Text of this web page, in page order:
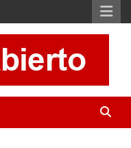
buscando hacer un
relevante de lo que